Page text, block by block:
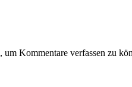
, um Kommentare verfassen zu